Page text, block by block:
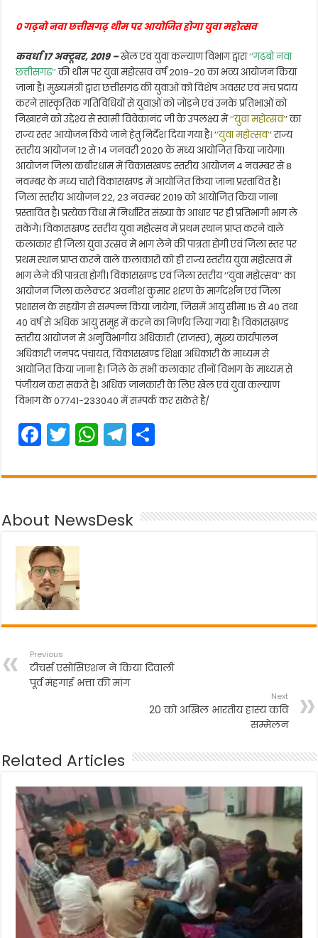
0 गढ़बो नवा छत्तीसगढ़ थीम पर आयोजित होगा युवा महोत्सव
कवर्धा 17 अक्टूबर, 2019 –खेल एवं युवा कल्याण विभाग द्वारा’’गढबो नवा
छत्तीसगढ’’की थीम पर युवा महोत्सव वर्ष 2019-20 का भव्य आयोजन किया
जाना है। मुख्यमंत्री द्वारा छत्तीसगढ़ की युवाओं को विशेष अवसर एवं मंच प्रदाय
करने सांस्कृतिक गतिविधियों से युवाओं को जोड़ने एवं उनके प्रतिभाओं को
निखारने को उद्देश्य से स्वामी विवेकानंद जी के उपलक्ष्य में’’युवा महोत्सव’’ का
राज्य स्तर आयोजन किये जाने हेतु निर्देश दिया गया है। ’’युवा महोत्सव’’ राज्य
स्तरीय आयोजन 12 से 14 जनवरी 2020 के मध्य आयोजित किया जायेगा।
आयोजन जिला कबीरधाम में विकासखण्ड स्तरीय आयोजन 4 नवम्बर से 8
नवम्बर के मध्य चारों विकासखण्ड में आयोजित किया जाना प्रस्तावित है।
जिला स्तरीय आयोजन 22, 23 नवम्बर 2019 को आयोजित किया जाना
प्रस्तावित है। प्रत्येक विधा में निर्धारित संख्या के आधार पर ही प्रतिभागी भाग ले
सकेंगे। विकासखण्ड स्तरीय युवा महोत्सव में प्रथम स्थान प्राप्त करने वाले
कलाकार ही जिला युवा उत्सव में भाग लेने की पात्रता होगी एवं जिला स्तर पर
प्रथम स्थान प्राप्त करने वाले कलाकारों को ही राज्य स्तरीय युवा महोत्सव में
भाग लेने की पात्रता होगी। विकासखण्ड एवं जिला स्तरीय ’’युवा महोत्सव’’ का
आयोजन जिला कलेक्टर अवनीश कुमार शरण के मार्गदर्शन एवं जिला
प्रशासन के सहयोग से सम्पन्न किया जायेगा, जिसमें आयु सीमा 15 से 40 तथा
40 वर्ष से अधिक आयु समुह में करने का निर्णय लिया गया है। विकासखण्ड
स्तरीय आयोजन में अनुविभागीय अधिकारी (राजस्व), मुख्य कार्यपालन
अधिकारी जनपद पंचायत, विकासखण्ड शिक्षा अधिकारी के माध्यम से
आयोजित किया जाना है। जिले के सभी कलाकार तीनों विभाग के माध्यम से
पंजीयन करा सकते है। अधिक जानकारी के लिए खेल एवं युवा कल्याण
विभाग के 07741-233040 में सम्पर्क कर सकेते है/
F
a
c
b
o
o
k
T
w
itt
W
h
a
A
T
el
e
a
ar
About NewsDesk
Previous
टीचर्स एसोसिएशन ने किया दिवाली
पूर्व मंहगाई भत्ता की मांग
Next
20 को अखिल भारतीय हास्य कवि
सम्मेलन
Related Articles